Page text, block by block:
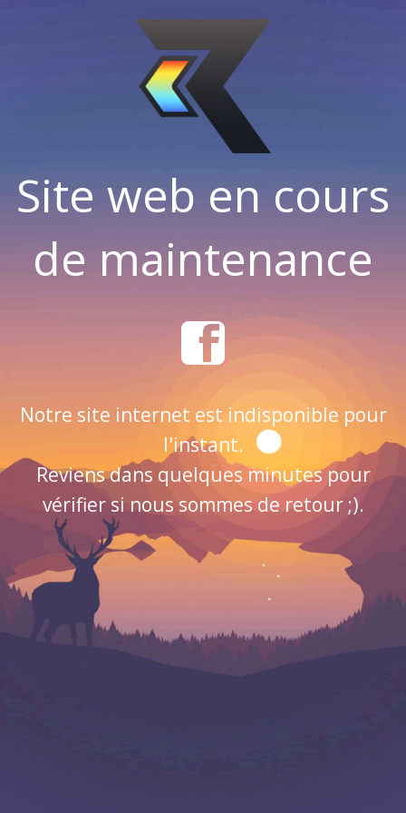
Site web en cours
de maintenance
Notre site internet est indisponible pour
l'instant.
Reviens dans quelques minutes pour
vérifier si nous sommes de retour ;).